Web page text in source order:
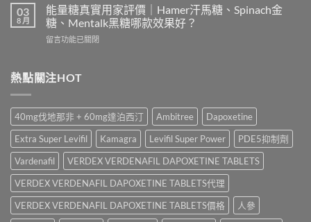
名
藥
買
價
真
假
辨
別
指
南〉
中
價：
印
度
樂
學
真
實
效
果、
正
確
用
法
與
香
久
噴
霧
邊
好
久
3
與
Climax
印
度
神
油
實
03
8 月
能量糖真實用家評價｜Hamer汗馬糖、Spinach金
糖、Mentalk黑糖哪款效果好？
在
糖
真
用
家
評
價
｜
Hamer
汗
馬
糖、
Spinach
留言功能已關閉
熱點關注HOT
40mg伐地那非 + 60mg達泊西汀 Ambitree
Dapoxetine
Extra Super Levifil
Kamagra Levifil Super Power
PDE5抑制劑
Vardenafil
VERDEX VERDENAFIL DAPOXETINE TABLETS
VERDEX VERDENAFIL DAPOXETINE TABLETS代理
VERDEX VERDENAFIL DAPOXETINE TABLETS價格
人參